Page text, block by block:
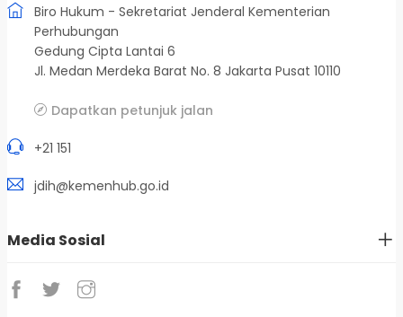
Biro Hukum - Sekretariat Jenderal Kementerian
Perhubungan
Gedung Cipta Lantai 6
Jl. Medan Merdeka Barat No. 8 Jakarta Pusat 10110
Dapatkan petunjuk jalan
+21 151
jdih@kemenhub.go.id
Media Sosial